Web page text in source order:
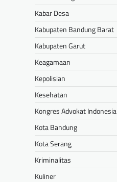
Kabar Desa
Kabupaten Bandung Barat
Kabupaten Garut
Keagamaan
Kepolisian
Kesehatan
Kongres Advokat Indonesia
Kota Bandung
Kota Serang
Kriminalitas
Kuliner